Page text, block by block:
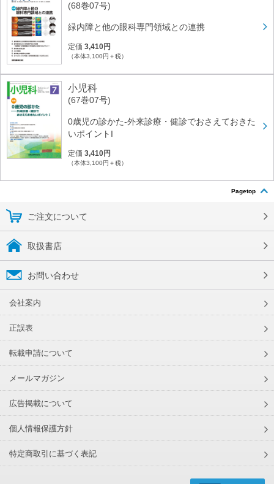
(68巻07号)
緑内障と他の眼科専門領域との連携
定価 3,410円
（本体3,100円＋税）
小児科
(67巻07号)
0歳児の診かた-外来診療・健診でおさえておきた
いポイントI
定価 3,410円
（本体3,100円＋税）
Pagetop
ご注文について
取扱書店
お問い合わせ
会社案内
正誤表
転載申請について
メールマガジン
広告掲載について
個人情報保護方針
特定商取引に基づく表記